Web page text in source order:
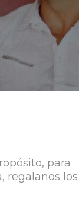
para
regalanos los